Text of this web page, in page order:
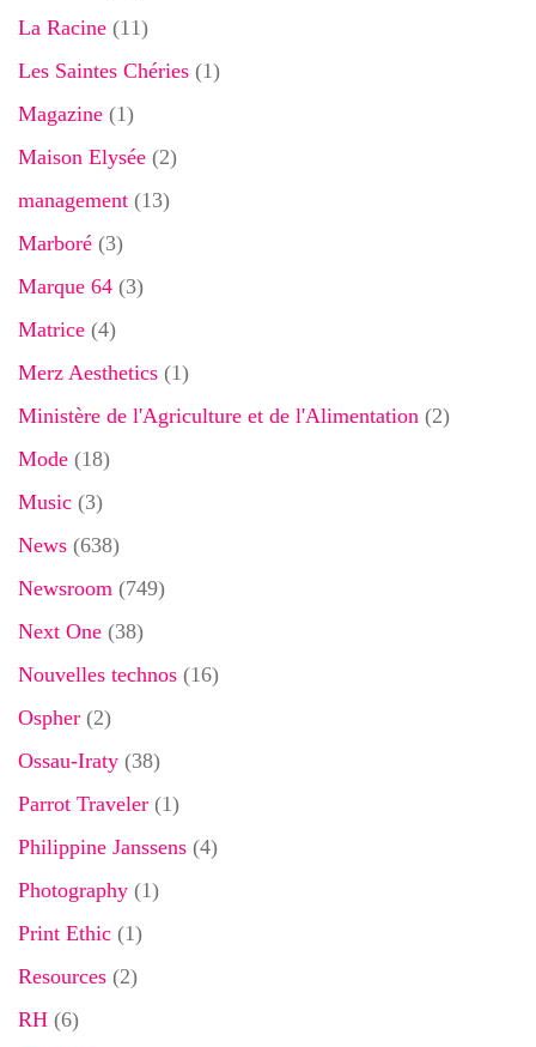
La Racine (11)
Les Saintes Chéries (1)
Magazine (1)
Maison Elysée (2)
management (13)
Marboré (3)
Marque 64 (3)
Matrice (4)
Merz Aesthetics (1)
Ministère de l'Agriculture et de l'Alimentation (2)
Mode (18)
Music (3)
News (638)
Newsroom (749)
Next One (38)
Nouvelles technos (16)
Ospher (2)
Ossau-Iraty (38)
Parrot Traveler (1)
Philippine Janssens (4)
Photography (1)
Print Ethic (1)
Resources (2)
RH (6)